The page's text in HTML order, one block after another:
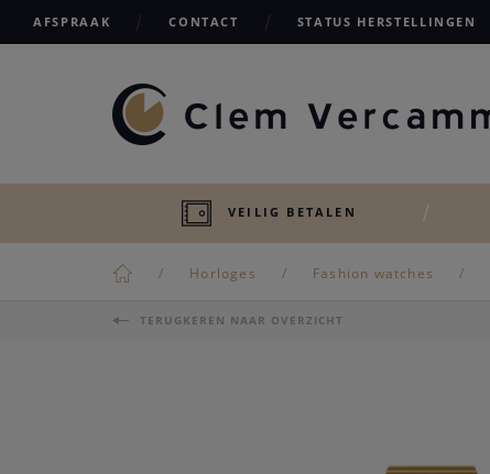
AFSPRAAK CONTACT STATUS HERSTELLINGEN
VEILIG BETALEN
Horloges Fashion watches
TERUGKEREN NAAR OVERZICHT